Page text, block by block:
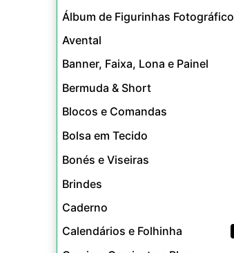
Álbum de Figurinhas Fotográfico
Avental
Banner, Faixa, Lona e Painel
Bermuda & Short
Blocos e Comandas
Bolsa em Tecido
Bonés e Viseiras
Brindes
Caderno
Calendários e Folhinha